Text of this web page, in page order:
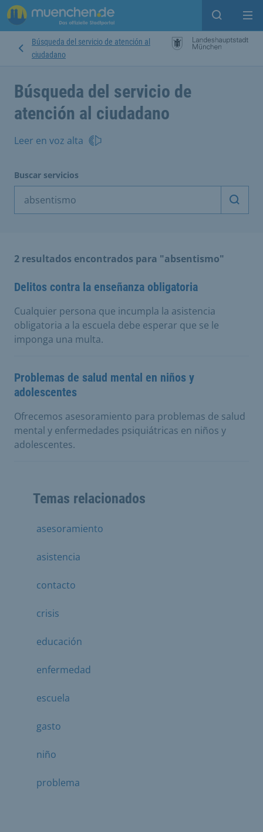
Open
Búsqueda del servicio de atención al
ciudadano
Búsqueda del servicio de
atención al ciudadano
Leer en voz alta
Buscar servicios
2 resultados encontrados para "absentismo"
Delitos contra la enseñanza obligatoria
Cualquier persona que incumpla la asistencia
obligatoria a la escuela debe esperar que se le
imponga una multa.
Problemas de salud mental en niños y
adolescentes
Ofrecemos asesoramiento para problemas de salud
mental y enfermedades psiquiátricas en niños y
adolescentes.
Temas relacionados
asesoramiento
asistencia
contacto
crisis
educación
enfermedad
escuela
gasto
niño
problema